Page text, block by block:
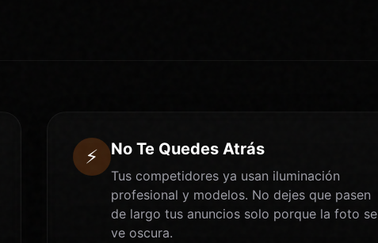
⚡ No Te Quedes Atrás
Tus competidores ya usan iluminación
profesional y modelos. No dejes que pasen
de largo tus anuncios solo porque la foto se
ve oscura.